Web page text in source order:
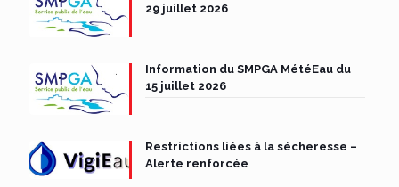
29 juillet 2026
Information du SMPGA MétéEau du
15 juillet 2026
Restrictions liées à la sécheresse –
Alerte renforcée